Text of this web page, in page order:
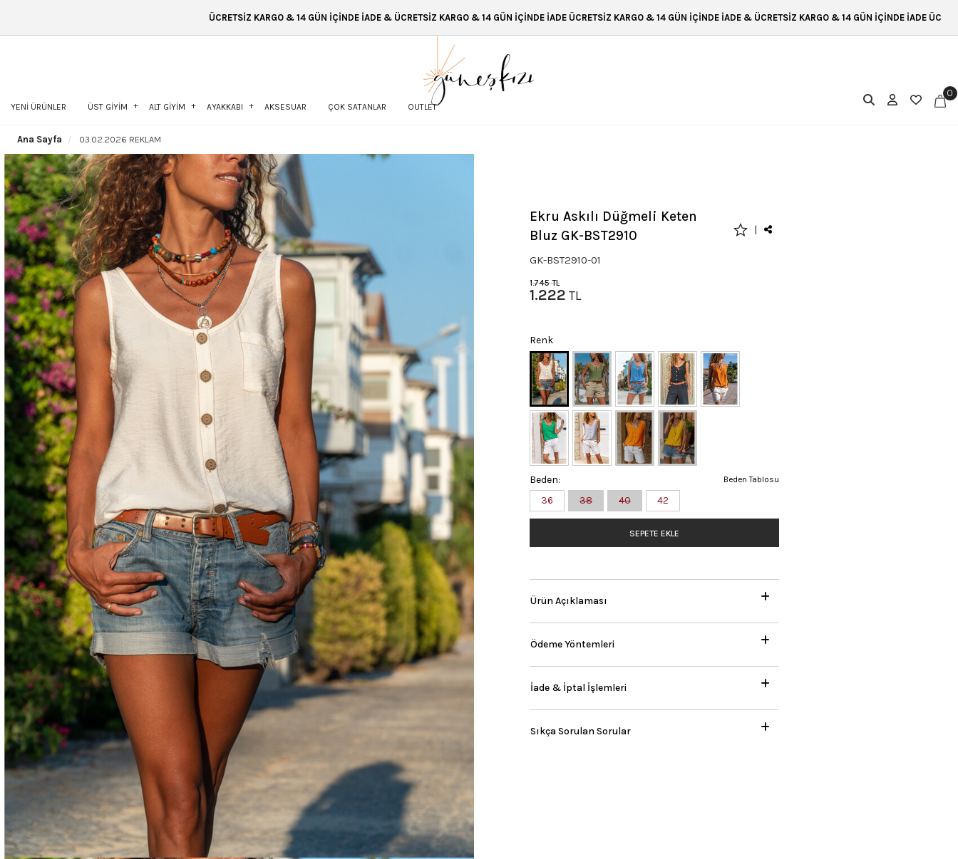
ÜCRETSİZ KARGO & 14 GÜN İÇİNDE İADE & ÜCRETSİZ KARGO & 14 GÜN İÇİNDE İADE ÜCRETSİZ KARGO & 14 GÜN İÇİNDE İADE & ÜCRETSİZ KARGO & 14 GÜN İÇİNDE İADE ÜCRETSİZ KARGO & 14 GÜN
YENİ ÜRÜNLER ÜST GİYİM ALT GİYİM AYAKKABI AKSESUAR ÇOK SATANLAR OUTLET
0
Ana Sayfa 03.02.2026 REKLAM
Ekru Askılı Düğmeli Keten
Bluz GK-BST2910
GK-BST2910-01
1.745TL
1.222 TL
Renk
Beden Tablosu
Beden:
36
38 40 42
SEPETE EKLE
Ürün Açıklaması
Ödeme Yöntemleri
İade & İptal İşlemleri
Sıkça Sorulan Sorular